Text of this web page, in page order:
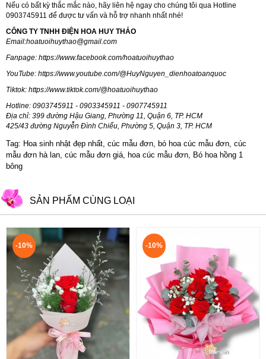
Nếu có bất kỳ thắc mắc nào, hãy liên hệ ngay cho chúng tôi qua Hotline
0903745911 để được tư vấn và hỗ trợ nhanh nhất nhé!
CÔNG TY TNHH ĐIỆN HOA HUY THẢO
Email:hoatuoihuythao@gmail.com
Fanpage: https://www.facebook.com/hoatuoihuythao
YouTube: https://www.youtube.com/@HuyNguyen_dienhoatoanquoc
Tiktok: https://www.tiktok.com/@hoatuoihuythao
Hotline: 0903745911 - 0903345911 - 0907745911
Địa chỉ: 399 đường Hậu Giang, Phường 11, Quận 6, TP. HCM
425/43 đường Nguyễn Đình Chiểu, Phường 5, Quận 3, TP. HCM
Tag: Hoa sinh nhật đẹp nhất, cúc mẫu đơn, bó hoa cúc mẫu đơn, cúc
mẫu đơn hà lan, cúc mẫu đơn giá, hoa cúc mẫu đơn, Bó hoa hồng 1
bông
SẢN PHẨM CÙNG LOẠI
-10% -10%